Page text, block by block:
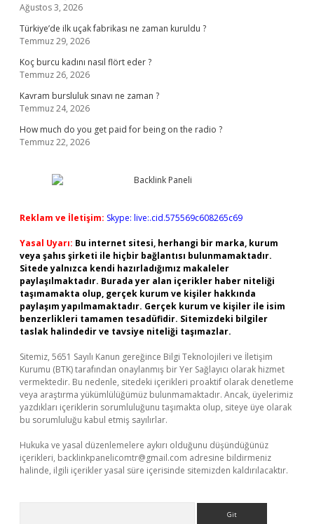
Ağustos 3, 2026
Türkiye’de ilk uçak fabrikası ne zaman kuruldu ?
Temmuz 29, 2026
Koç burcu kadını nasıl flört eder ?
Temmuz 26, 2026
Kavram bursluluk sınavı ne zaman ?
Temmuz 24, 2026
How much do you get paid for being on the radio ?
Temmuz 22, 2026
Reklam ve İletişim: Skype: live:.cid.575569c608265c69
Yasal Uyarı: Bu internet sitesi, herhangi bir marka, kurum
veya şahıs şirketi ile hiçbir bağlantısı bulunmamaktadır.
Sitede yalnızca kendi hazırladığımız makaleler
paylaşılmaktadır. Burada yer alan içerikler haber niteliği
taşımamakta olup, gerçek kurum ve kişiler hakkında
paylaşım yapılmamaktadır. Gerçek kurum ve kişiler ile isim
benzerlikleri tamamen tesadüfidir. Sitemizdeki bilgiler
taslak halindedir ve tavsiye niteliği taşımazlar.
Sitemiz, 5651 Sayılı Kanun gereğince Bilgi Teknolojileri ve İletişim
Kurumu (BTK) tarafından onaylanmış bir Yer Sağlayıcı olarak hizmet
vermektedir. Bu nedenle, sitedeki içerikleri proaktif olarak denetleme
veya araştırma yükümlülüğümüz bulunmamaktadır. Ancak, üyelerimiz
yazdıkları içeriklerin sorumluluğunu taşımakta olup, siteye üye olarak
bu sorumluluğu kabul etmiş sayılırlar.
Hukuka ve yasal düzenlemelere aykırı olduğunu düşündüğünüz
içerikleri, backlinkpanelicomtr@gmail.com adresine bildirmeniz
halinde, ilgili içerikler yasal süre içerisinde sitemizden kaldırılacaktır.